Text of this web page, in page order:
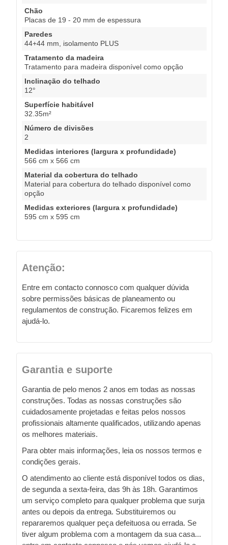
Chão
Placas de 19 - 20 mm de espessura
Paredes
44+44 mm, isolamento PLUS
Tratamento da madeira
Tratamento para madeira disponível como opção
Inclinação do telhado
12°
Superfície habitável
32.35m²
Número de divisões
2
Medidas interiores (largura x profundidade)
566 cm x 566 cm
Material da cobertura do telhado
Material para cobertura do telhado disponível como
opção
Medidas exteriores (largura x profundidade)
595 cm x 595 cm
Atenção:
Entre em contacto connosco com qualquer dúvida
sobre permissões básicas de planeamento ou
regulamentos de construção. Ficaremos felizes em
ajudá-lo.
Garantia e suporte
Garantia de pelo menos 2 anos em todas as nossas
construções. Todas as nossas construções são
cuidadosamente projetadas e feitas pelos nossos
profissionais altamente qualificados, utilizando apenas
os melhores materiais.
Para obter mais informações, leia os nossos termos e
condições gerais.
O atendimento ao cliente está disponível todos os dias,
de segunda a sexta-feira, das 9h às 18h. Garantimos
um serviço completo para qualquer problema que surja
antes ou depois da entrega. Substituiremos ou
repararemos qualquer peça defeituosa ou errada. Se
tiver algum problema com a montagem da sua casa...